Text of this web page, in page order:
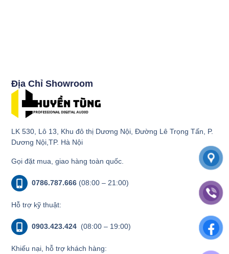
Địa Chỉ Showroom
LK 530, Lô 13, Khu đô thị Dương Nội, Đường Lê Trọng Tấn, P.
Dương Nội,TP. Hà Nội
Gọi đặt mua, giao hàng toàn quốc.
0786.787.666 (08:00 – 21:00)
Hỗ trợ kỹ thuật:
0903.423.424 (08:00 – 19:00)
Khiếu nại, hỗ trợ khách hàng: